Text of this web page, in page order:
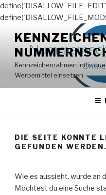
Inhalt
springen
Kennzeichenrahmen
Werbemittel einsetzen
DIE SEITE KONNTE
GEFUNDEN WERDEN.
Wie es aussieht, wurde an
Möchtest du eine Suche